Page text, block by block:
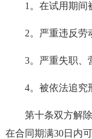
1。在试用期间
2。严重违反劳
3。严重失职、
4。被依法追究
第十条双方解
在合同期满30日内